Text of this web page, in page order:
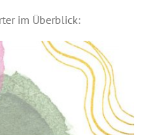
im Überblick: